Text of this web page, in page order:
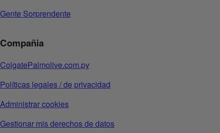
Gente Sorprendente
Compañia
ColgatePalmolive.com.py
Políticas legales / de privacidad
Administrar cookies
Gestionar mis derechos de datos